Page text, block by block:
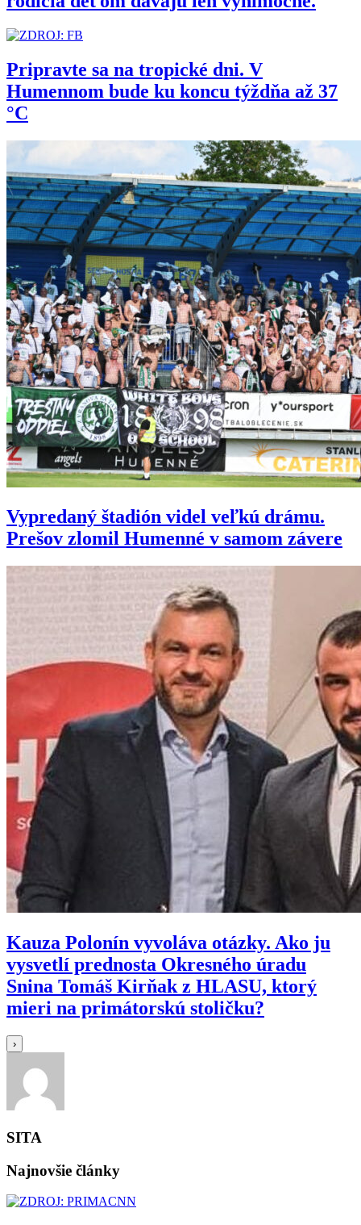
Pripravte sa na tropické dni. V
Humennom bude ku koncu týždňa až 37
°C
Vypredaný štadión videl veľkú drámu.
Prešov zlomil Humenné v samom závere
Kauza Polonín vyvoláva otázky. Ako ju
vysvetlí prednosta Okresného úradu
Snina Tomáš Kirňak z HLASU, ktorý
mieri na primátorskú stoličku?
›
SITA
Najnovšie články